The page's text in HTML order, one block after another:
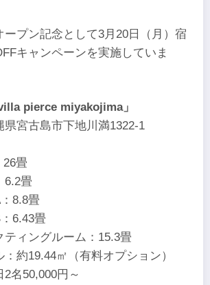
ープン記念として3月20日（月）宿
キャンペーンを実施していま
pierce miyakojima」
県宮古島市下地川満1322-1
26畳
畳
畳
畳
グルーム：15.3畳
㎡（有料オプション）
2名50,000円～